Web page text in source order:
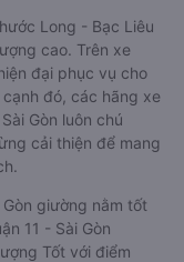
Long - Bạc Liêu
cao. Trên xe
đại phục vụ cho
đó, các hãng xe
Gòn luôn chú
cải thiện để mang
giường nằm tốt
11 - Sài Gòn
Tốt với điểm